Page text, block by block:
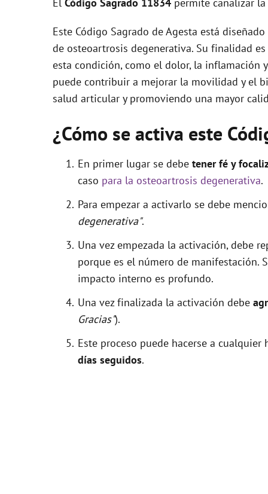
i
d
e
o
Este Código Sagrado de Agesta está
de osteoartrosis degenerativa. Su finalidad
esta condición, como el dolor, la inflamación
puede contribuir a mejorar la movilidad y el
salud articular y promoviendo una mayor
¿Cómo se activa este
En primer lugar se debe tener fé y
caso para la osteoartrosis degenerativa.
Para empezar a activarlo se debe
degenerativa".
Una vez empezada la activación, debe
porque es el número de manifestación.
impacto interno es profundo.
Una vez finalizada la activación debe
Gracias").
Este proceso puede hacerse a
días seguidos.